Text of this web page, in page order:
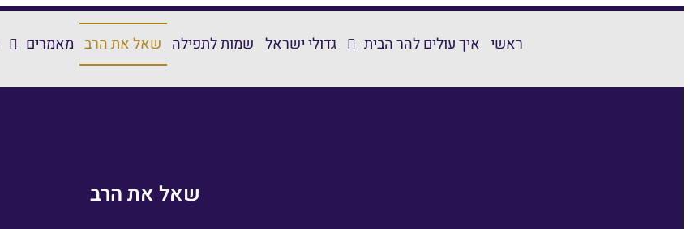
ראשי איך עולים להר הבית גדולי ישראל שמות לתפילה שאל את הרב מאמרים
שאל את הרב